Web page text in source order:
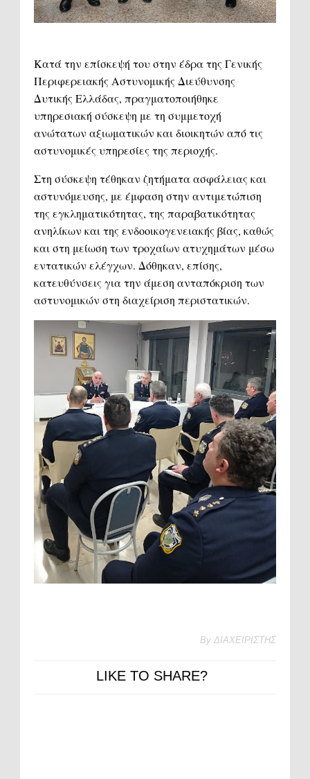
Κατά την επίσκεψή του στην έδρα της Γενικής
Περιφερειακής Αστυνομικής Διεύθυνσης
Δυτικής Ελλάδας, πραγματοποιήθηκε
υπηρεσιακή σύσκεψη με τη συμμετοχή
ανώτατων αξιωματικών και διοικητών από τις
αστυνομικές υπηρεσίες της περιοχής.
Στη σύσκεψη τέθηκαν ζητήματα ασφάλειας και
αστυνόμευσης, με έμφαση στην αντιμετώπιση
της εγκληματικότητας, της παραβατικότητας
ανηλίκων και της ενδοοικογενειακής βίας, καθώς
και στη μείωση των τροχαίων ατυχημάτων μέσω
εντατικών ελέγχων. Δόθηκαν, επίσης,
κατευθύνσεις για την άμεση ανταπόκριση των
αστυνομικών στη διαχείριση περιστατικών.
By ΔΙΑΧΕΙΡΙΣΤΗΣ
LIKE TO SHARE?